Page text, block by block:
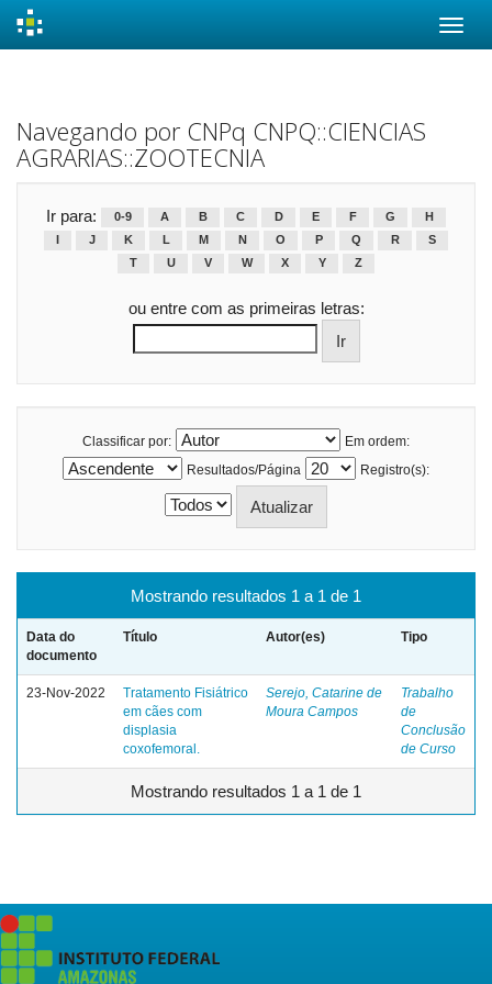
Navegando por CNPq CNPQ::CIENCIAS
AGRARIAS::ZOOTECNIA
Ir para: 0-9 A B C D E F G
H
J K L M N O P Q R
S
T
U V W X Y Z
ou entre com as primeiras letras:
Classificar por:
Em ordem:
Resultados/Página
Registro(s):
Mostrando resultados 1 a 1 de 1
Data do
documento
Título Autor(es) Tipo
23-Nov-2022
Tratamento Fisiátrico
em cães com
displasia
coxofemoral.
Serejo, Catarine de
Moura Campos
Trabalho
de
Conclusão
de Curso
Mostrando resultados 1 a 1 de 1